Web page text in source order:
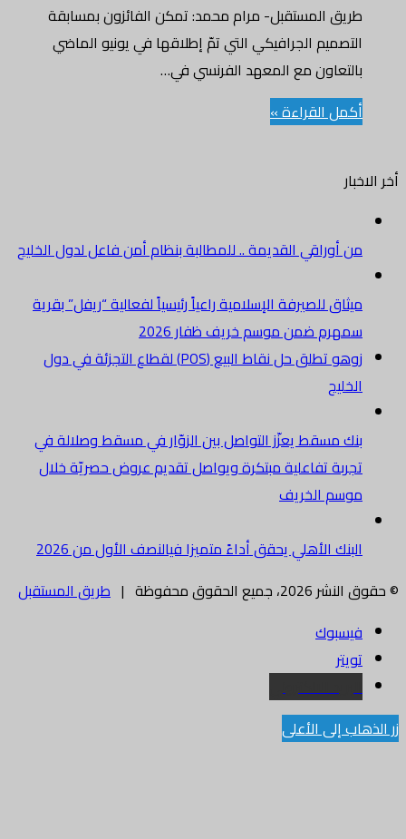
طريق المستقبل- مرام محمد: تمكن الفائزون بمسابقة
التصميم الجرافيكي التي تمّ إطلاقها في يونيو الماضي
بالتعاون مع المعهد الفرنسي في…
أكمل القراءة »
أخر الاخبار
من أوراقي القديمة .. للمطالبة بنظام أمن فاعل لدول الخليج
ميثاق للصيرفة الإسلامية راعياً رئيسياً لفعالية “ريفل” بقرية
سمهرم ضمن موسم خريف ظفار 2026
زوهو تطلق حل نقاط البيع (POS) لقطاع التجزئة في دول
الخليج
بنك مسقط يعزّز التواصل بين الزوّار في مسقط وصلالة في
تجربة تفاعلية مبتكرة ويواصل تقديم عروض حصريّة خلال
موسم الخريف
البنك الأهلي يحقق أداءً متميزا فيالنصف الأول من 2026
© حقوق النشر 2026، جميع الحقوق محفوظة |
طريق المستقبل
فيسبوك
تويتر
البريد الالكتروني
زر الذهاب إلى الأعلى